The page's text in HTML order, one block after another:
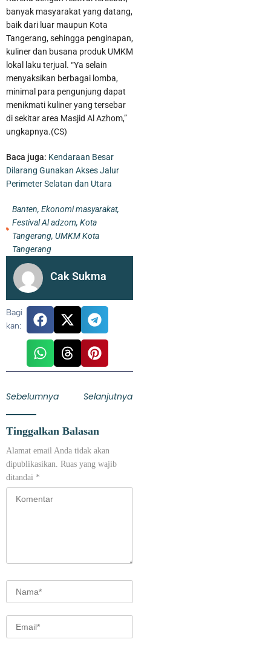
banyak masyarakat yang datang,
baik dari luar maupun Kota
Tangerang, sehingga penginapan,
kuliner dan busana produk UMKM
lokal laku terjual. “Ya selain
menyaksikan berbagai lomba,
minimal para pengunjung dapat
menikmati kuliner yang tersebar
di sekitar area Masjid Al Azhom,”
ungkapnya.(CS)
Baca juga: Kendaraan Besar
Dilarang Gunakan Akses Jalur
Perimeter Selatan dan Utara
Banten,Ekonomi masyarakat,
Festival Al adzom,Kota
Tangerang,UMKM Kota
Tangerang
Cak Sukma
Bagi
kan:
Sebelumnya Selanjutnya
Tinggalkan Balasan
Alamat email Anda tidak akan
dipublikasikan. Ruas yang wajib
ditandai *